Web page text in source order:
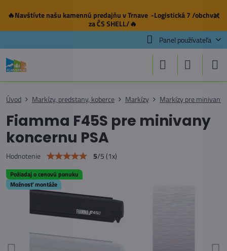
✕
🔥Navštívte našu kamennú predajňuv Trnave -Logistická 7 /obchvat
za ČS SHELL/🔥
Panel používateľa
Požiadaj o cenovú ponuku
Možnosť montáže
Úvod Markízy, predstany, koberce Markízy Markízy pre minivany
Fiamma F45S pre minivany
koncernu PSA
Hodnotenie 5/5(1x)